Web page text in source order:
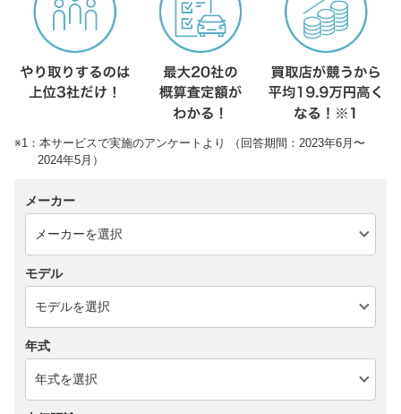
※1：本サービスで実施のアンケートより （回答期間：2023年6月〜
2024年5月）
メーカー
モデル
年式